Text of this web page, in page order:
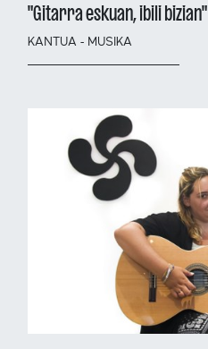
"Gitarra eskuan, ibili bizian"
KANTUA - MUSIKA